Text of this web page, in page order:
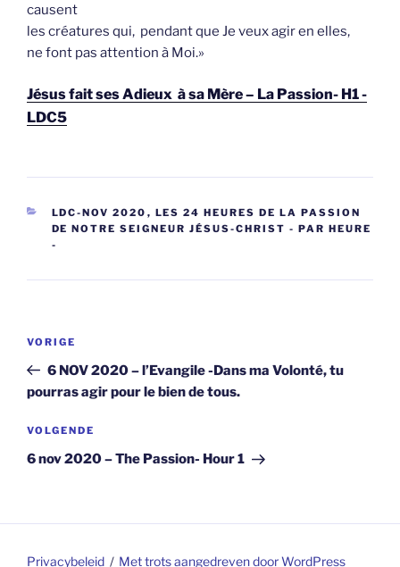
causent
les créatures qui, pendant que Je veux agir en elles,
ne font pas attention à Moi.»
Jésus fait ses Adieux à sa Mère – La Passion- H1 -
LDC5
CATEGORIEËN
LDC-NOV 2020 , LES 24 HEURES DE LA PASSION
DE NOTRE SEIGNEUR JÉSUS-CHRIST - PAR HEURE
-
Vorig
bericht
VORIGE
6 NOV 2020 – l’Evangile -Dans ma Volonté, tu
pourras agir pour le bien de tous.
Volgend
bericht
VOLGENDE
6 nov 2020 – The Passion- Hour 1
Privacybeleid Met trots aangedreven door WordPress